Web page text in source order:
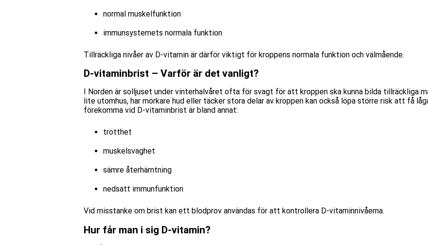
normal muskelfunktion
immunsystemets normala funktion
Tillräckliga nivåer av D-vitamin är därför viktigt för kroppens normala funktion och välmående.
D-vitaminbrist – Varför är det vanligt?
I Norden är solljuset under vinterhalvåret ofta för svagt för att kroppen ska kunna bilda tillräckliga
lite utomhus, har mörkare hud eller täcker stora delar av kroppen kan också löpa större risk att få
förekomma vid D-vitaminbrist är bland annat:
trötthet
muskelsvaghet
sämre återhämtning
nedsatt immunfunktion
Vid misstanke om brist kan ett blodprov användas för att kontrollera D-vitaminnivåerna.
Hur får man i sig D-vitamin?